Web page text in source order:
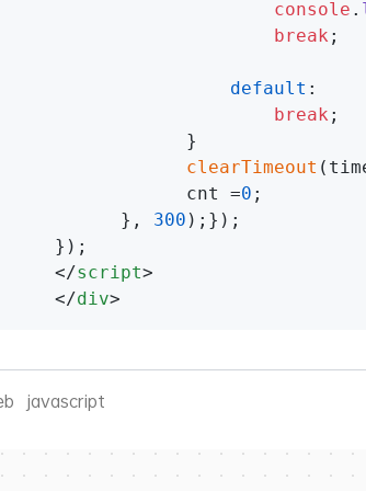
console .
break ;
default :
break ;
}
clearTimeout
cnt =
0
},
300 );});
});
</script>
</div>
javascript